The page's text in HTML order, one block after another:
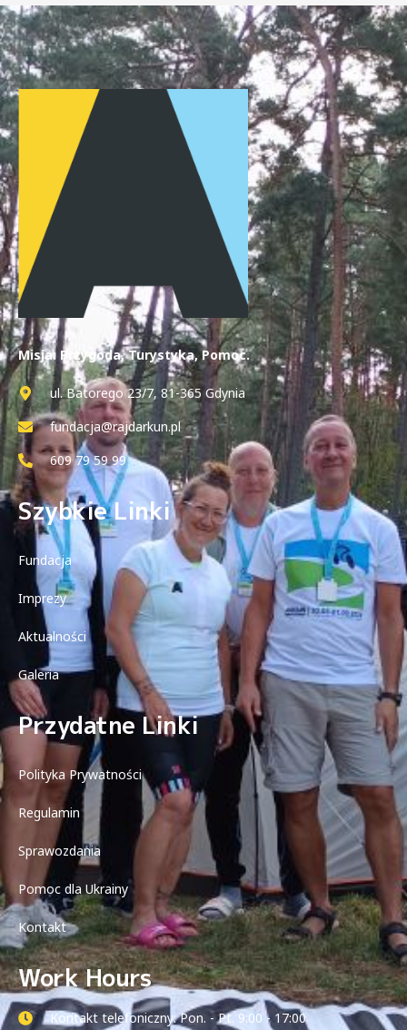
Misja: Przygoda, Turystyka, Pomoc.
ul. Batorego 23/7, 81-365 Gdynia
fundacja@rajdarkun.pl
609 79 59 99
Szybkie Linki
Fundacja
Imprezy
Aktualności
Galeria
Przydatne Linki
Polityka Prywatności
Regulamin
Sprawozdania
Pomoc dla Ukrainy
Kontakt
Work Hours
Kontakt telefoniczny: Pon. - Pt. 9:00 - 17:00